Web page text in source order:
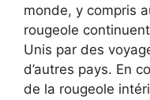
monde, y compris
rougeole
Unis par des
d’autres pays. En
de la rougeole